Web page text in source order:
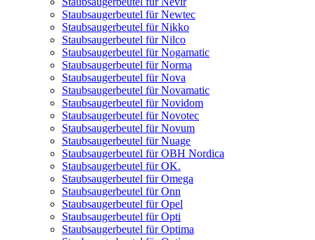
Staubsaugerbeutel für Newtec
Staubsaugerbeutel für Nikko
Staubsaugerbeutel für Nilco
Staubsaugerbeutel für Nogamatic
Staubsaugerbeutel für Norma
Staubsaugerbeutel für Nova
Staubsaugerbeutel für Novamatic
Staubsaugerbeutel für Novidom
Staubsaugerbeutel für Novotec
Staubsaugerbeutel für Novum
Staubsaugerbeutel für Nuage
Staubsaugerbeutel für OBH Nordica
Staubsaugerbeutel für OK.
Staubsaugerbeutel für Omega
Staubsaugerbeutel für Onn
Staubsaugerbeutel für Opel
Staubsaugerbeutel für Opti
Staubsaugerbeutel für Optima